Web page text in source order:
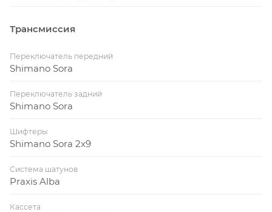
Трансмиссия
Переключатель передний
Shimano Sora
Переключатель задний
Shimano Sora
Шифтеры
Shimano Sora 2x9
Система шатунов
Praxis Alba
Кассета